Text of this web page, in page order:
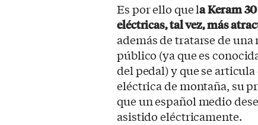
Es por ello que la Keram
eléctricas, tal vez, más
además de tratarse de
público (ya que es
del pedal) y que se
eléctrica de montaña, su
que un español medio
asistido eléctricamente.